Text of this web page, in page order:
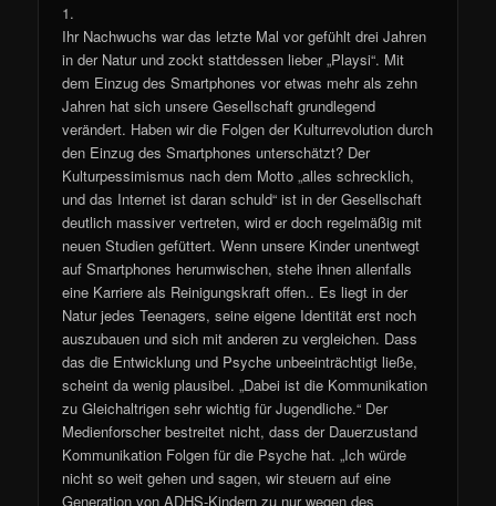
1.
Ihr Nachwuchs war das letzte Mal vor gefühlt drei Jahren
in der Natur und zockt stattdessen lieber „Playsi“. Mit
dem Einzug des Smartphones vor etwas mehr als zehn
Jahren hat sich unsere Gesellschaft grundlegend
verändert. Haben wir die Folgen der Kulturrevolution durch
den Einzug des Smartphones unterschätzt? Der
Kulturpessimismus nach dem Motto „alles schrecklich,
und das Internet ist daran schuld“ ist in der Gesellschaft
deutlich massiver vertreten, wird er doch regelmäßig mit
neuen Studien gefüttert. Wenn unsere Kinder unentwegt
auf Smartphones herumwischen, stehe ihnen allenfalls
eine Karriere als Reinigungskraft offen.. Es liegt in der
Natur jedes Teenagers, seine eigene Identität erst noch
auszubauen und sich mit anderen zu vergleichen. Dass
das die Entwicklung und Psyche unbeeinträchtigt ließe,
scheint da wenig plausibel. „Dabei ist die Kommunikation
zu Gleichaltrigen sehr wichtig für Jugendliche.“ Der
Medienforscher bestreitet nicht, dass der Dauerzustand
Kommunikation Folgen für die Psyche hat. „Ich würde
nicht so weit gehen und sagen, wir steuern auf eine
Generation von ADHS-Kindern zu nur wegen des